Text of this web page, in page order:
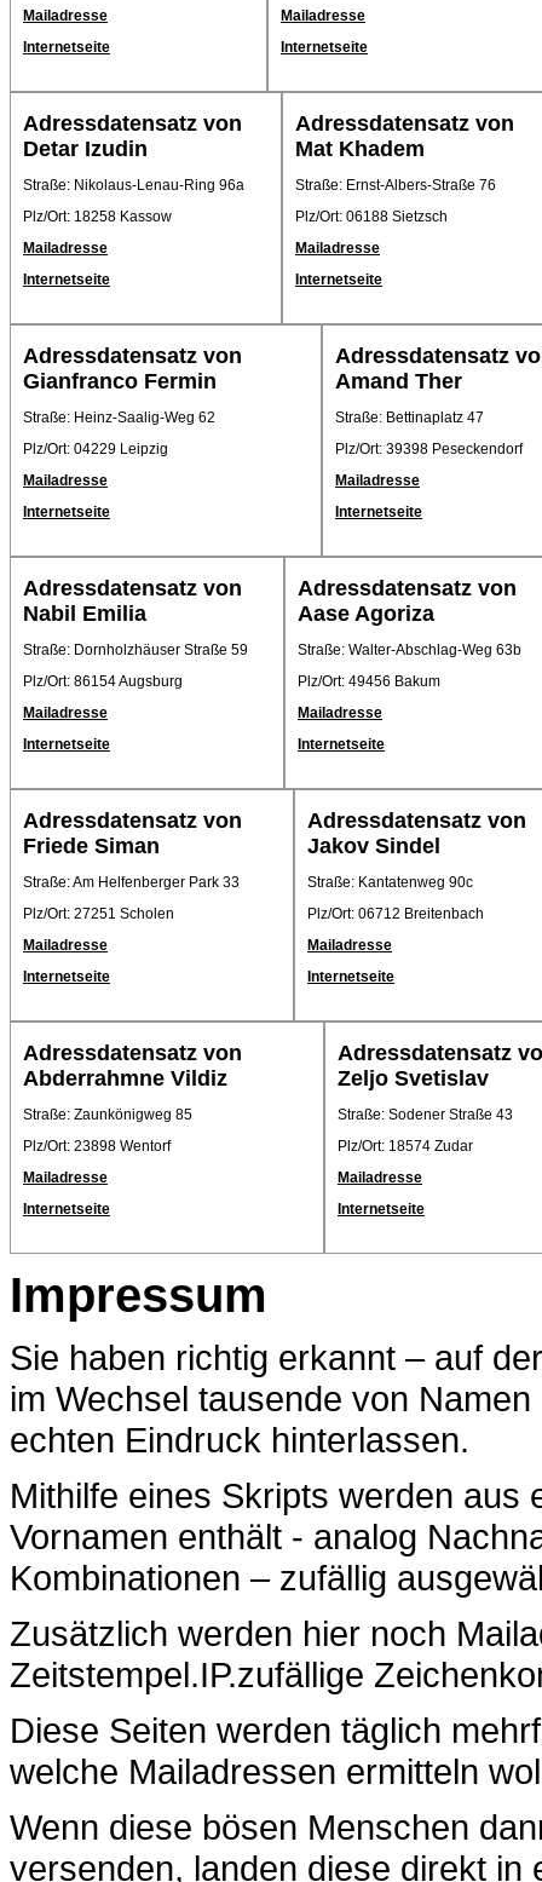
Mailadresse
Internetseite
Mailadresse
Internetseite
Adressdatensatz von
Detar Izudin
Straße: Nikolaus-Lenau-Ring 96a
Plz/Ort: 18258 Kassow
Mailadresse
Internetseite
Adressdatensatz von
Mat Khadem
Straße: Ernst-Albers-Straße 76
Plz/Ort: 06188 Sietzsch
Mailadresse
Internetseite
Adressdatensatz von
Gianfranco Fermin
Straße: Heinz-Saalig-Weg 62
Plz/Ort: 04229 Leipzig
Mailadresse
Internetseite
Adressdatensatz
Amand Ther
Straße: Bettinaplatz 47
Plz/Ort: 39398 Peseckendorf
Mailadresse
Internetseite
Adressdatensatz von
Nabil Emilia
Straße: Dornholzhäuser Straße 59
Plz/Ort: 86154 Augsburg
Mailadresse
Internetseite
Adressdatensatz von
Aase Agoriza
Straße: Walter-Abschlag-Weg 63b
Plz/Ort: 49456 Bakum
Mailadresse
Internetseite
Adressdatensatz von
Friede Siman
Straße: Am Helfenberger Park 33
Plz/Ort: 27251 Scholen
Mailadresse
Internetseite
Adressdatensatz von
Jakov Sindel
Straße: Kantatenweg 90c
Plz/Ort: 06712 Breitenbach
Mailadresse
Internetseite
Adressdatensatz von
Abderrahmne Vildiz
Straße: Zaunkönigweg 85
Plz/Ort: 23898 Wentorf
Mailadresse
Internetseite
Adressdatensatz
Zeljo Svetislav
Straße: Sodener Straße 43
Plz/Ort: 18574 Zudar
Mailadresse
Internetseite
Impressum
Sie haben richtig erkannt – auf
im Wechsel tausende von
echten Eindruck hinterlassen.
Mithilfe eines Skripts werden aus
Vornamen enthält - analog
Kombinationen – zufällig
Zusätzlich werden hier noch
Zeitstempel.IP.zufällige
Diese Seiten werden täglich
welche Mailadressen ermitteln
Wenn diese bösen Menschen
versenden, landen diese direkt